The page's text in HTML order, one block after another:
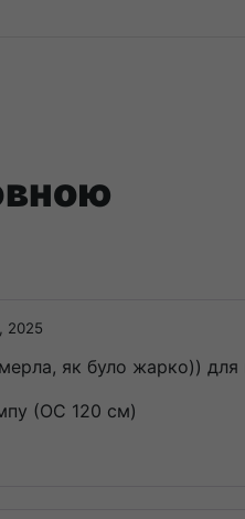
2025
як було жарко))
(ОС 120 см)